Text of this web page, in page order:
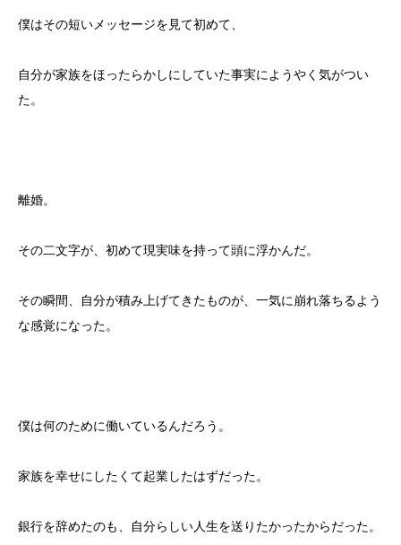
僕はその短いメッセージを見て初めて、
自分が家族をほったらかしにしていた事実にようやく気がつい
た。
離婚。
その二文字が、初めて現実味を持って頭に浮かんだ。
その瞬間、自分が積み上げてきたものが、一気に崩れ落ちるよう
な感覚になった。
僕は何のために働いているんだろう。
家族を幸せにしたくて起業したはずだった。
銀行を辞めたのも、自分らしい人生を送りたかったからだった。